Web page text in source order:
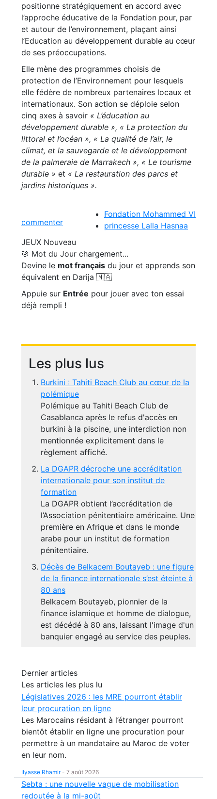
positionne stratégiquement en accord avec
l’approche éducative de la Fondation pour, par
et autour de l’environnement, plaçant ainsi
l’Education au développement durable au cœur
de ses préoccupations.
Elle mène des programmes choisis de
protection de l’Environnement pour lesquels
elle fédère de nombreux partenaires locaux et
internationaux. Son action se déploie selon
cinq axes à savoir « L’éducation au
développement durable », « La protection du
littoral et l’océan », « La qualité de l’air, le
climat, et la sauvegarde et le développement
de la palmeraie de Marrakech », « Le tourisme
durable » et « La restauration des parcs et
jardins historiques ».
commenter
Fondation Mohammed VI
princesse Lalla Hasnaa
JEUX Nouveau
🎯 Mot du Jour chargement...
Devine le mot français du jour et apprends son
équivalent en Darija 🇲🇦
Appuie sur Entrée pour jouer avec ton essai
déjà rempli !
Les plus lus
Burkini : Tahiti Beach Club au cœur de la
polémique
Polémique au Tahiti Beach Club de
Casablanca après le refus d'accès en
burkini à la piscine, une interdiction non
mentionnée explicitement dans le
règlement affiché.
La DGAPR décroche une accréditation
internationale pour son institut de
formation
La DGAPR obtient l’accréditation de
l’Association pénitentiaire américaine. Une
première en Afrique et dans le monde
arabe pour un institut de formation
pénitentiaire.
Décès de Belkacem Boutayeb : une figure
de la finance internationale s’est éteinte à
80 ans
Belkacem Boutayeb, pionnier de la
finance islamique et homme de dialogue,
est décédé à 80 ans, laissant l'image d'un
banquier engagé au service des peuples.
Dernier articles
Les articles les plus lu
Législatives 2026 : les MRE pourront établir
leur procuration en ligne
Les Marocains résidant à l’étranger pourront
bientôt établir en ligne une procuration pour
permettre à un mandataire au Maroc de voter
en leur nom.
Ilyasse Rhamir- 7 août 2026
Sebta : une nouvelle vague de mobilisation
redoutée à la mi-août